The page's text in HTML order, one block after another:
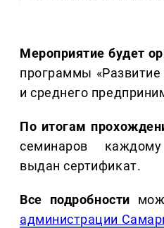
Мероприятие будет
программы
и среднего
По итогам
семинаров
выдан сертификат.
Все подробности
администрации